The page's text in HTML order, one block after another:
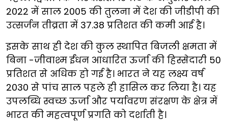
2022 में साल 2005 की तुलना में देश की जीडीपी की
उत्सर्जन तीव्रता में 37.38 प्रतिशत की कमी आई है।
इसके साथ ही देश की कुल स्थापित बिजली क्षमता में
बिना -जीवाश्म ईंधन आधारित ऊर्जा की हिस्सेदारी 50
प्रतिशत से अधिक हो गई है। भारत ने यह लक्ष्य वर्ष
2030 से पांच साल पहले ही हासिल कर लिया है। यह
उपलब्धि स्वच्छ ऊर्जा और पर्यावरण संरक्षण के क्षेत्र में
भारत की महत्वपूर्ण प्रगति को दर्शाती है।